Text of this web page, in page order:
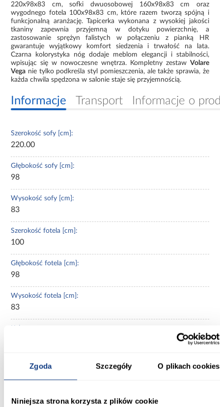
Zgoda Szczegóły O plikach cookies
Niniejsza strona korzysta z plików cookie
220x98x83 cm, sofki dwuosobowej 160x98x83 cm oraz
wygodnego fotela 100x98x83 cm, które razem tworzą spójną i
funkcjonalną aranżację. Tapicerka wykonana z wysokiej jakości
tkaniny zapewnia przyjemną w dotyku powierzchnię, a
zastosowanie sprężyn falistych w połączeniu z pianką HR
gwarantuje wyjątkowy komfort siedzenia i trwałość na lata.
Czarna kolorystyka nóg dodaje meblom elegancji i stabilności,
wpisując się w nowoczesne wnętrza. Kompletny zestaw Volare
Vega nie tylko podkreśla styl pomieszczenia, ale także sprawia, że
każda chwila spędzona w salonie staje się przyjemnością.
Informacje Transport Informacje o
Szerokość sofy [cm]:
220.00
Głębokość sofy [cm]:
98
Wysokość sofy [cm]:
83
Szerokość fotela [cm]:
100
Głębokość fotela [cm]:
98
Wysokość fotela [cm]:
83
Kolor:
tkanina
sprężyna falista + pianka HR